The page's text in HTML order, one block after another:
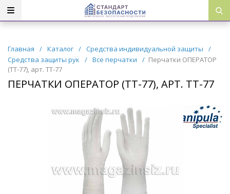
Главная / Каталог / Средства индивидуальной защиты
/
Средства защиты рук
/ Все перчатки / Перчатки ОПЕРАТОР
(TT-77), арт. TT-77
ПЕРЧАТКИ ОПЕРАТОР (TT-77), АРТ. TT-77